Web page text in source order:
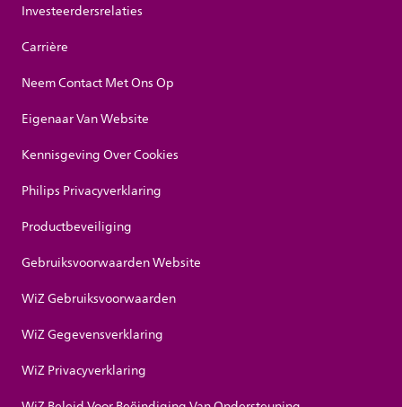
Investeerdersrelaties
Carrière
Neem Contact Met Ons Op
Eigenaar Van Website
Kennisgeving Over Cookies
Philips Privacyverklaring
Productbeveiliging
Gebruiksvoorwaarden Website
WiZ Gebruiksvoorwaarden
WiZ Gegevensverklaring
WiZ Privacyverklaring